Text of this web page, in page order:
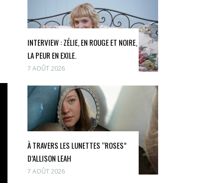
INTERVIEW : ZÉLIE, EN ROUGE ET NOIRE,
LA PEUR EN EXILE.
7 AOÛT 2026
À TRAVERS LES LUNETTES “ROSES”
D’ALLISON LEAH
7 AOÛT 2026